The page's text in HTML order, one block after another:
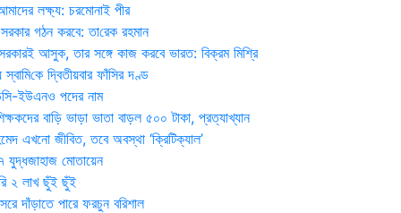
লক্ষ্য: চরমোনাই পীর
গঠন করবে: তা‌রেক রহমান
আসুক, তার সঙ্গে কাজ করবে ভারত: বিক্রম মিশ্রি
দ্বিতীয়বার ফাঁসির দণ্ড
ইউএনও পদের নাম
বাড়ি ভাড়া ভাতা বাড়ল ৫০০ টাকা, প্রত্যাখ্যান
এখনো জীবিত, তবে অবস্থা ‘ক্রিটিক্যাল’
যুদ্ধজাহাজ মোতায়েন
২ লাখ ছুঁই ছুঁই
দাঁড়াতে পারে ফরচুন বরিশাল